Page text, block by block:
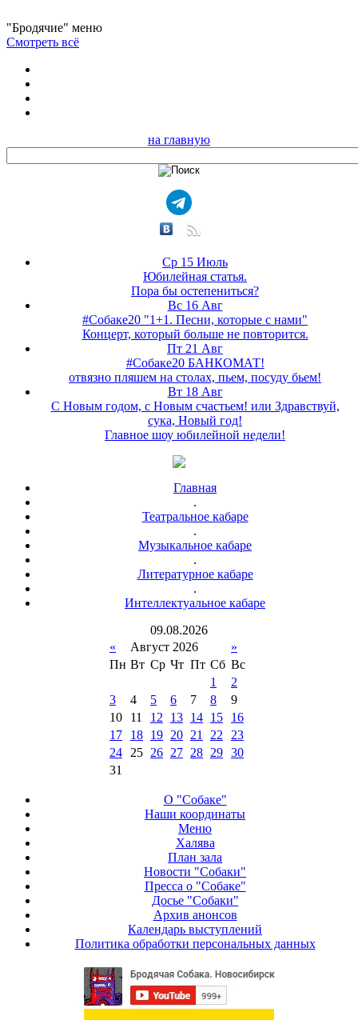
"Бродячие" меню
Смотреть всё
на главную
Ср 15 Июль
Юбилейная статья.
Пора бы остепениться?
Вс 16 Авг
#Собаке20 "1+1. Песни, которые с нами"
Концерт, который больше не повторится.
Пт 21 Авг
#Собаке20 БАНКОМАТ!
отвязно пляшем на столах, пьем, посуду бьем!
Вт 18 Авг
С Новым годом, с Новым счастьем! или Здравствуй,
сука, Новый год!
Главное шоу юбилейной недели!
Главная
.
Театральное кабаре
.
Музыкальное кабаре
.
Литературное кабаре
.
Интеллектуальное кабаре
09.08.2026
«
Август 2026
»
Пн Вт Ср Чт Пт Сб Вс
1
2
3
4 5 6 7 8
9
10
11 12 13 14 15
16
17
18 19 20 21 22
23
24
25 26 27 28 29 30
31
О "Собаке"
Наши координаты
Меню
Халява
План зала
Новости "Собаки"
Пресса о "Собаке"
Досье "Собаки"
Архив анонсов
Календарь выступлений
Политика обработки персональных данных